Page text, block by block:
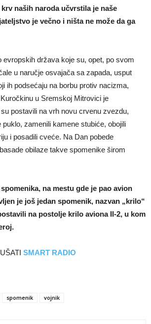
naših naroda učvrstila je naše
je večno i ništa ne može da ga
evropskih država koje su, opet, po svom
u naručje osvajača sa zapada, usput
ih podsećaju na borbu protiv nacizma,
u Sremskoj Mitrovici je
postavili na vrh novu crvenu zvezdu,
puklo, zamenili kamene stubiće, obojili
i posadili cveće. Na Dan pobede
obilaze takve spomenike širom
na mestu gde je pao avion
je još jedan spomenik, nazvan „krilo“
na postolje krilo aviona Il-2, u kom
SMART RADIO
spomenik vojnik